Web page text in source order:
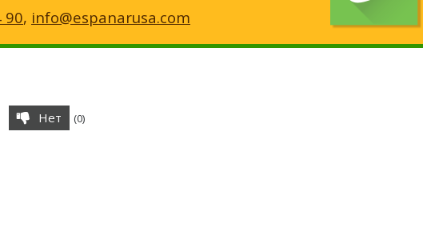
90, info@espanarusa.com
Нет (0)